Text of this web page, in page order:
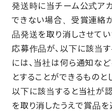
発送時に当チーム公式ア
できない場合、受賞連絡
品発送を取り消しさせてい
応募作品が、以下に該当
には、当社は何ら通知な
とすることができるものと
以下に該当すると当社が
を取り消したうえで賞品